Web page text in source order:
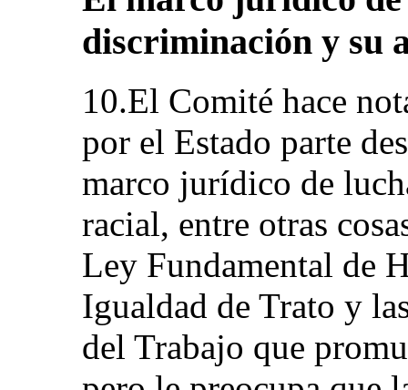
discriminación y su
10.El Comité hace
por el Estado parte
marco jurídico de
racial, entre otras
Ley Fundamental de
Igualdad de Trato y
del Trabajo que